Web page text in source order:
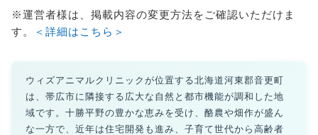
※運営者様は、掲載内容の変更方法をご確認いただけま
す。
＜詳細はこちら＞
ウィズアニマルクリニックが位置する北海道河東郡音更町
は、帯広市に隣接する広大な自然と都市機能が調和した地
域です。十勝平野の豊かな恵みを受け、酪農や畑作が盛ん
な一方で、近年は住宅開発も進み、子育て世代から高齢者